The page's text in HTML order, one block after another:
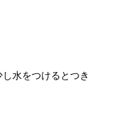
水をつけるとつき